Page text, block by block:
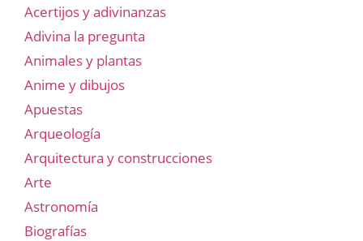
Acertijos y adivinanzas
Adivina la pregunta
Animales y plantas
Anime y dibujos
Apuestas
Arqueología
Arquitectura y construcciones
Arte
Astronomía
Biografías